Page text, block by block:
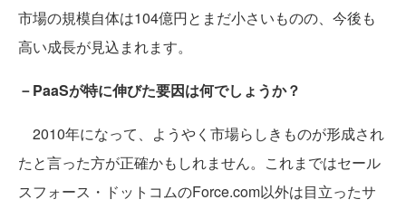
市場の規模自体は104億円とまだ小さいものの、今後も
高い成長が見込まれます。
－PaaSが特に伸びた要因は何でしょうか？
2010年になって、ようやく市場らしきものが形成され
たと言った方が正確かもしれません。これまではセール
スフォース・ドットコムのForce.com以外は目立ったサ